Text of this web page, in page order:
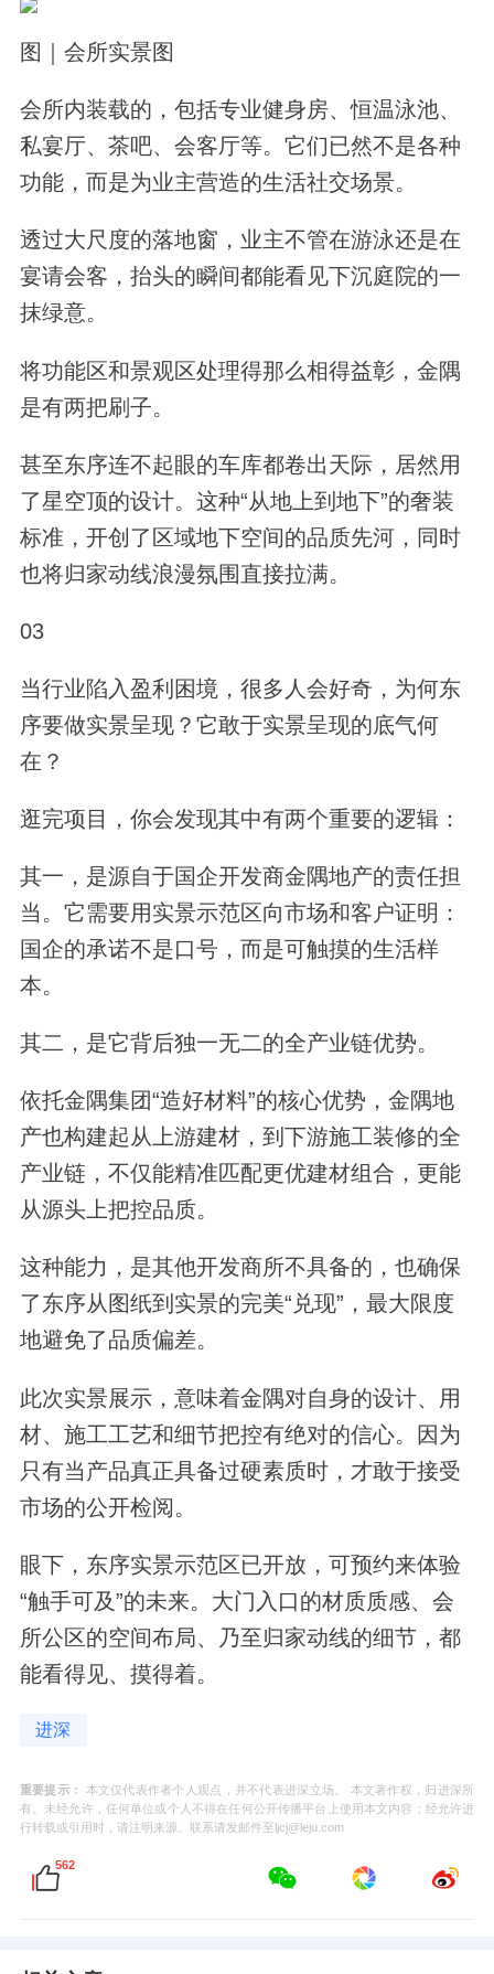
图｜会所实景图
会所内装载的，包括专业健身房、恒温泳池、
私宴厅、茶吧、会客厅等。它们已然不是各种
功能，而是为业主营造的生活社交场景。
透过大尺度的落地窗，业主不管在游泳还是在
宴请会客，抬头的瞬间都能看见下沉庭院的一
抹绿意。
将功能区和景观区处理得那么相得益彰，金隅
是有两把刷子。
甚至东序连不起眼的车库都卷出天际，居然用
了星空顶的设计。这种“从地上到地下”的奢装
标准，开创了区域地下空间的品质先河，同时
也将归家动线浪漫氛围直接拉满。
03
当行业陷入盈利困境，很多人会好奇，为何东
序要做实景呈现？它敢于实景呈现的底气何
在？
逛完项目，你会发现其中有两个重要的逻辑：
其一，是源自于国企开发商金隅地产的责任担
当。它需要用实景示范区向市场和客户证明：
国企的承诺不是口号，而是可触摸的生活样
本。
其二，是它背后独一无二的全产业链优势。
依托金隅集团“造好材料”的核心优势，金隅地
产也构建起从上游建材，到下游施工装修的全
产业链，不仅能精准匹配更优建材组合，更能
从源头上把控品质。
这种能力，是其他开发商所不具备的，也确保
了东序从图纸到实景的完美“兑现”，最大限度
地避免了品质偏差。
此次实景展示，意味着金隅对自身的设计、用
材、施工工艺和细节把控有绝对的信心。因为
只有当产品真正具备过硬素质时，才敢于接受
市场的公开检阅。
眼下，东序实景示范区已开放，可预约来体验
“触手可及”的未来。大门入口的材质质感、会
所公区的空间布局、乃至归家动线的细节，都
能看得见、摸得着。
进深
重要提示：
本文仅代表作者个人观点，并不代表进深立场。 本文著作权，归进深所
有。未经允许，任何单位或个人不得在任何公开传播平台上使用本文内容；经允许进
行转载或引用时，请注明来源。联系请发邮件至ljcj@leju.com
562